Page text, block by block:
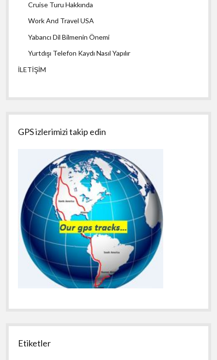
Cruise Turu Hakkında
Work And Travel USA
Yabancı Dil Bilmenin Önemi
Yurtdışı Telefon Kaydı Nasıl Yapılır
İLETİŞİM
GPS izlerimizi takip edin
Etiketler